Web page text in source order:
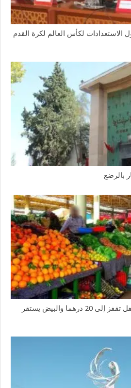
لكأس العالم لكرة القدم
بالرضع
في أول أيام رمضان.. الفلفل تقفز إلى 20 درهما والبيض يستقر